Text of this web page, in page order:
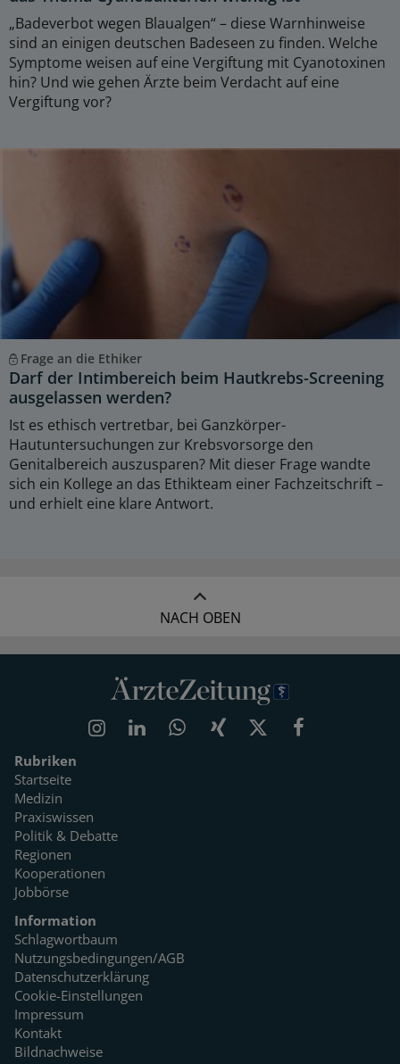
„Badeverbot wegen Blaualgen“ – diese Warnhinweise
sind an einigen deutschen Badeseen zu finden. Welche
Symptome weisen auf eine Vergiftung mit Cyanotoxinen
hin? Und wie gehen Ärzte beim Verdacht auf eine
Vergiftung vor?
Frage an die Ethiker
Darf der Intimbereich beim Hautkrebs-Screening
ausgelassen werden?
Ist es ethisch vertretbar, bei Ganzkörper-
Hautuntersuchungen zur Krebsvorsorge den
Genitalbereich auszusparen? Mit dieser Frage wandte
sich ein Kollege an das Ethikteam einer Fachzeitschrift –
und erhielt eine klare Antwort.
NACH OBEN
Rubriken
Startseite
Medizin
Praxiswissen
Politik & Debatte
Regionen
Kooperationen
Jobbörse
Information
Schlagwortbaum
Nutzungsbedingungen/AGB
Datenschutzerklärung
Cookie-Einstellungen
Impressum
Kontakt
Bildnachweise